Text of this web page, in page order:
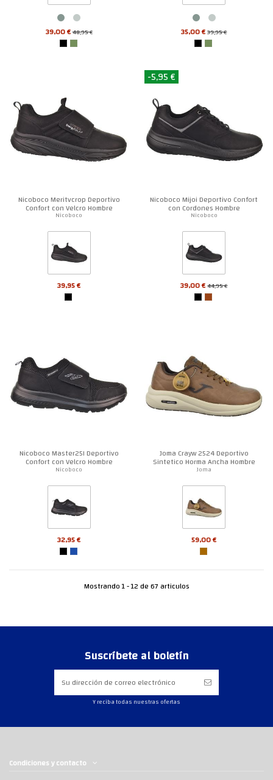
39,00 €48,95 € 35,00 €39,95 €
Nicoboco Meritvcrop Deportivo
Confort con Velcro Hombre
Nicoboco
39,95 €
-5,95 €
Nicoboco Mijoi Deportivo Confort
con Cordones Hombre
Nicoboco
39,00 €44,95 €
Nicoboco Master25I Deportivo
Confort con Velcro Hombre
Nicoboco
32,95 €
Joma Crayw 2524 Deportivo
Sintetico Horma Ancha Hombre
Joma
59,00 €
Mostrando 1 - 12 de 67 articulos
Suscríbete al boletín
Y reciba todas nuestras ofertas
Condiciones y contacto